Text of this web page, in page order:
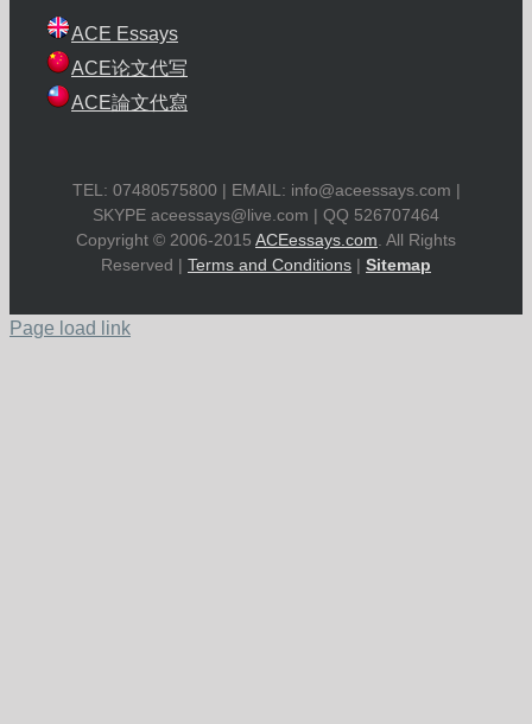
ACE Essays
ACE论文代写
ACE論文代寫
TEL: 07480575800 | EMAIL: info@aceessays.com |
SKYPE aceessays@live.com | QQ 526707464
Copyright © 2006-2015 ACEessays.com . All Rights
Reserved | Terms and Conditions | Sitemap
Page load link